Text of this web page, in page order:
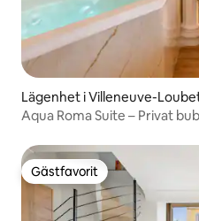
Lägenhet i Villeneuve-
Aqua Roma Suite – Privat
Gästfavorit
Gästfavorit